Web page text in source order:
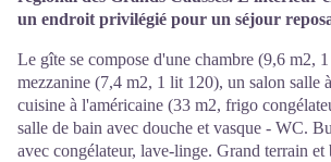
un endroit privilégié pour un séjour
Le gîte se compose d'une chambre (9,6 m2,
mezzanine (7,4 m2, 1 lit 120), un salon salle
cuisine à l'américaine (33 m2, frigo
salle de bain avec douche et vasque - WC.
avec congélateur, lave-linge. Grand terrain